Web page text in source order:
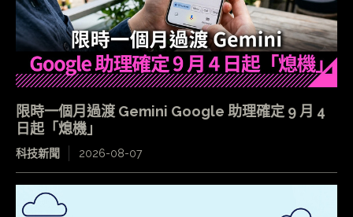
限時一個月過渡 Gemini Google 助理確定 9 月 4
日起「熄機」
科技新聞 2026-08-07